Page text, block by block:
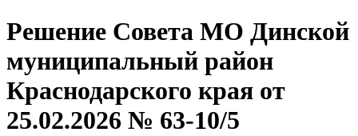
Решение Совета МО Динской
муниципальный район
Краснодарского края от
25.02.2026 № 63-10/5